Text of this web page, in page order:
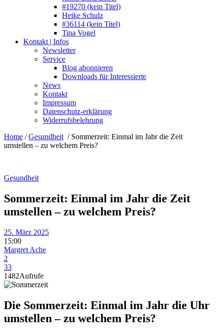
#19270 (kein Titel)
Heike Schulz
#36114 (kein Titel)
Tina Vogel
Kontakt | Infos
Newsletter
Service
Blog abonnieren
Downloads für Interessierte
News
Kontakt
Impressum
Datenschutz-erklärung
Widerrufsbelehrung
Home /Gesundheit / Sommerzeit: Einmal im Jahr die Zeit
umstellen – zu welchem Preis?
Gesundheit
Sommerzeit: Einmal im Jahr die Zeit
umstellen – zu welchem Preis?
25. März 2025
15:00
Margret Ache
2
33
1482Aufrufe
Die Sommerzeit: Einmal im Jahr die Uhr
umstellen – zu welchem Preis?